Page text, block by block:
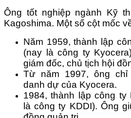
Ông tốt nghiệp ngành Kỹ
Kagoshima. Một số cột mốc
Năm 1959, thành lập
(nay là công ty
giám đốc, chủ tịch hội
Từ năm 1997, ông
danh dự của Kyocera.
1984, thành lập công ty
là công ty KDDI). Ông